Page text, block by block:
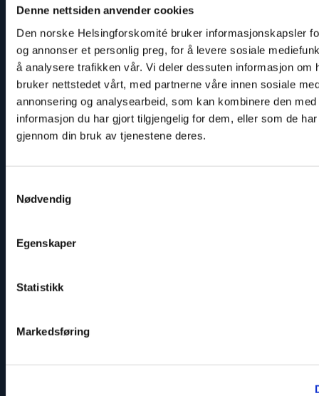
Denne nettsiden anvender cookies
Den norske Helsingforskomité bruker informasjonskapsler
og annonser et personlig preg, for å levere sosiale
å analysere trafikken vår. Vi deler dessuten informasjon om
bruker nettstedet vårt, med partnerne våre innen sosiale
annonsering og analysearbeid, som kan kombinere den med
informasjon du har gjort tilgjengelig for dem, eller som de
gjennom din bruk av tjenestene deres.
Nødvendig
Egenskaper
Statistikk
Markedsføring
Arve Hansen
Senior Adviser